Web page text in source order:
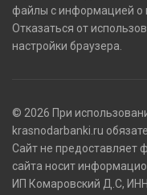
файлы с информацией о
Отказаться от
настройки браузера.
© 2026 При
krasnodarbanki.ru
Сайт не предоставляет
сайта носит
ИП Комаровский Д.С,